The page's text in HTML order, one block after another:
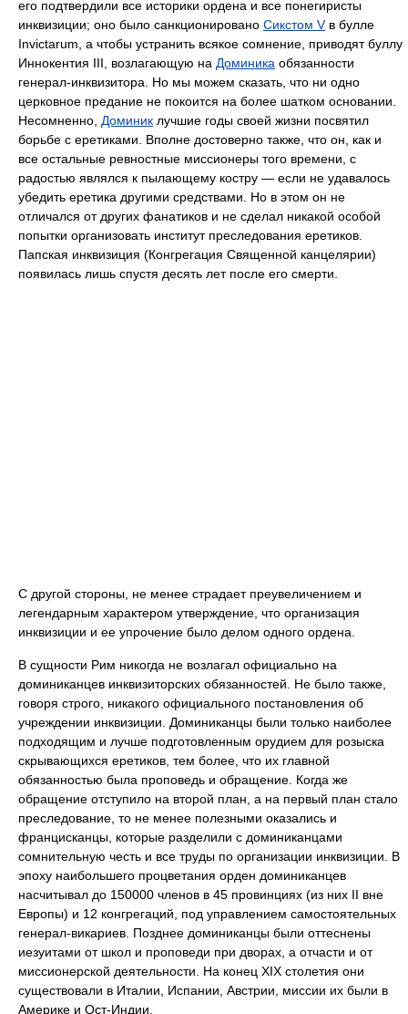
его подтвердили все историки ордена и все понегиристы
инквизиции; оно было санкционировано Сикстом Vв булле
Invictarum, а чтобы устранить всякое сомнение, приводят буллу
Иннокентия III, возлагающую на Доминика обязанности
генерал-инквизитора. Но мы можем сказать, что ни одно
церковное предание не покоится на более шатком основании.
Несомненно, Доминик лучшие годы своей жизни посвятил
борьбе с еретиками. Вполне достоверно также, что он, как и
все остальные ревностные миссионеры того времени, с
радостью являлся к пылающему костру — если не удавалось
убедить еретика другими средствами. Но в этом он не
отличался от других фанатиков и не сделал никакой особой
попытки организовать институт преследования еретиков.
Папская инквизиция (Конгрегация Священной канцелярии)
появилась лишь спустя десять лет после его смерти.
С другой стороны, не менее страдает преувеличением и
легендарным характером утверждение, что организация
инквизиции и ее упрочение было делом одного ордена.
В сущности Рим никогда не возлагал официально на
доминиканцев инквизиторских обязанностей. Не было также,
говоря строго, никакого официального постановления об
учреждении инквизиции. Доминиканцы были только наиболее
подходящим и лучше подготовленным орудием для розыска
скрывающихся еретиков, тем более, что их главной
обязанностью была проповедь и обращение. Когда же
обращение отступило на второй план, а на первый план стало
преследование, то не менее полезными оказались и
францисканцы, которые разделили с доминиканцами
сомнительную честь и все труды по организации инквизиции. В
эпоху наибольшего процветания орден доминиканцев
насчитывал до 150000 членов в 45 провинциях (из них II вне
Европы) и 12 конгрегаций, под управлением самостоятельных
генерал-викариев. Позднее доминиканцы были оттеснены
иезуитами от школ и проповеди при дворах, а отчасти и от
миссионерской деятельности. На конец XIX столетия они
существовали в Италии, Испании, Австрии, миссии их были в
Америке и Ост-Индии.